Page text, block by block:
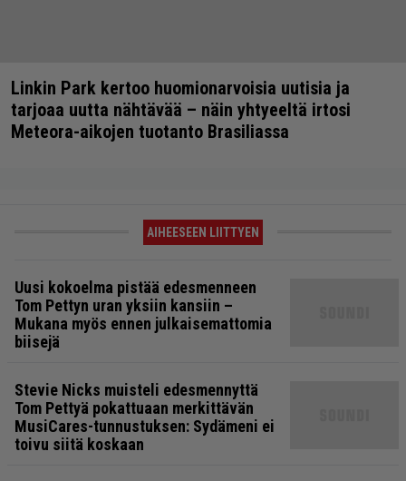
Linkin Park kertoo huomionarvoisia uutisia ja
tarjoaa uutta nähtävää – näin yhtyeeltä irtosi
Meteora-aikojen tuotanto Brasiliassa
AIHEESEEN LIITTYEN
Uusi kokoelma pistää edesmenneen
Tom Pettyn uran yksiin kansiin –
Mukana myös ennen julkaisemattomia
biisejä
Stevie Nicks muisteli edesmennyttä
Tom Pettyä pokattuaan merkittävän
MusiCares-tunnustuksen: Sydämeni ei
toivu siitä koskaan